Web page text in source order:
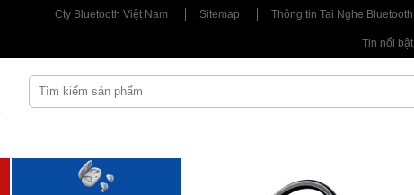
Cty Bluetooth Việt Nam Sitemap Thông tin Tai Nghe Bluetooth
Tin nổi bật